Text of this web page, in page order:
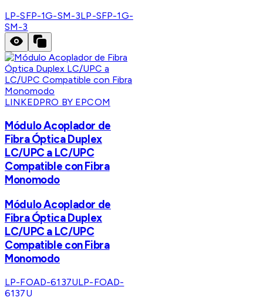
LP-SFP-1G-SM-3LP-SFP-1G-
SM-3
LINKEDPRO BY EPCOM
Módulo Acoplador de
Fibra Óptica Duplex
LC/UPC a LC/UPC
Compatible con Fibra
Monomodo
Módulo Acoplador de
Fibra Óptica Duplex
LC/UPC a LC/UPC
Compatible con Fibra
Monomodo
LP-FOAD-6137ULP-FOAD-
6137U